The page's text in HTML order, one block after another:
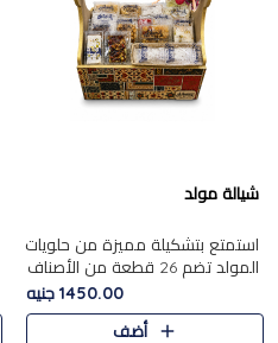
شيالة مولد
استمتع بتشكيلة مميزة من حلويات
المولد تضم 26 قطعة من الأصناف
الشرقية المتنوعة......1450.00 جنيه
أضف